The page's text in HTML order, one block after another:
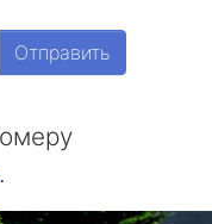
Отправить
.